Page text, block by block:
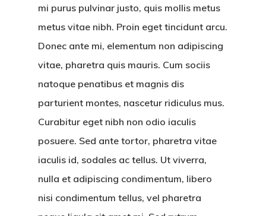
mi purus pulvinar justo, quis mollis metus
metus vitae nibh. Proin eget tincidunt arcu.
Donec ante mi, elementum non adipiscing
vitae, pharetra quis mauris. Cum sociis
natoque penatibus et magnis dis
parturient montes, nascetur ridiculus mus.
Curabitur eget nibh non odio iaculis
posuere. Sed ante tortor, pharetra vitae
iaculis id, sodales ac tellus. Ut viverra,
nulla et adipiscing condimentum, libero
nisi condimentum tellus, vel pharetra